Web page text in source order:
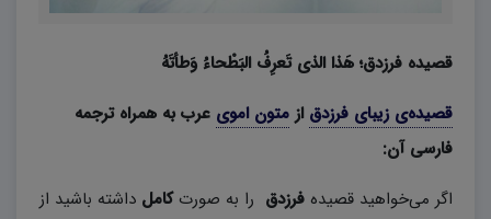
قصیده فرزدق؛ هَذا الذی تَعرِفُ البَطْحاءُ وَطأتَهُ
قصیده‌ی زیبای فرزدق از متون اموی عرب به همراه ترجمه
فارسی آن:
اگر می‌خواهید قصیدهفرزدق را به صورتکامل داشته باشید از